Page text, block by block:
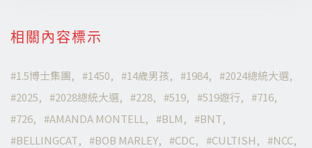
相關內容標示
1.5博士集團 1450 14歲男孩 1984
2024總統大選
2025
2028總統大選 228 519 519遊行
716
726
AMANDA MONTELL BLM
BNT
BELLINGCAT
BOB MARLEY CDC CULTISH
NCC